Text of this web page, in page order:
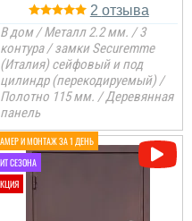
Андрій
замовляти перевізником,
2
В дом / Металл 2.2 мм. / 3
контура / замки Securemme
(Италия) сейфовый и под
цилиндр (перекодируемый) /
Полотно 115 мм. / Деревянная
панель